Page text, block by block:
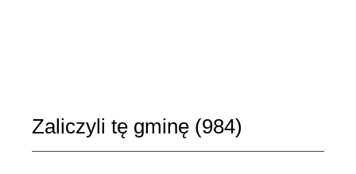
Zaliczyli tę gminę (984)